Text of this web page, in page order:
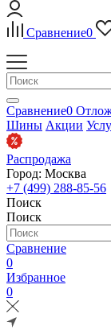
Сравнение0
Сравнение0
Шины Акции
Распродажа
Город: Москва
+7 (499) 288-85-56
Поиск
Поиск
Сравнение
0
Избранное
0